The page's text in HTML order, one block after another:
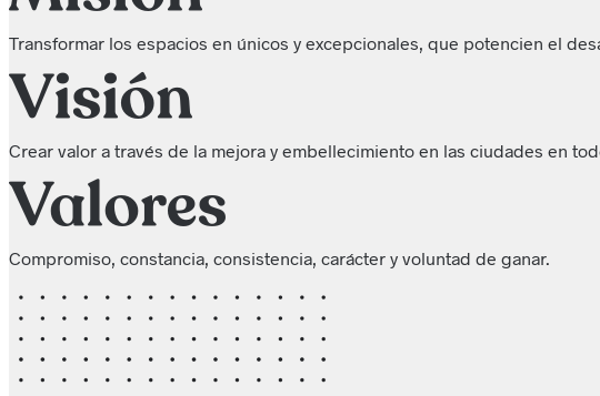
Transformar los espacios en únicos y excepcionales, que potencien el
Crear valor a través de la mejora y embellecimiento en las ciudades en
Compromiso, constancia, consistencia, carácter y voluntad de ganar.